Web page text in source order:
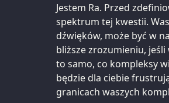
Jestem Ra. Przed
spektrum tej kwestii.
dźwięków, może być w
bliższe zrozumieniu,
to samo, co kompleksy
będzie dla ciebie
granicach waszych